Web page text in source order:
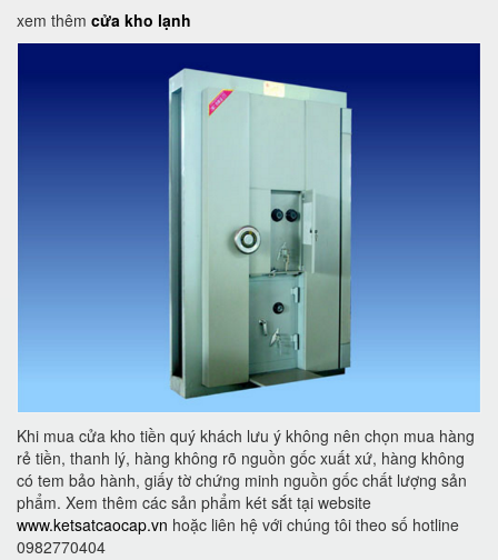
xem thêm cửa kho lạnh
Khi mua cửa kho tiền quý khách lưu ý không nên chọn mua hàng
rẻ tiền, thanh lý, hàng không rõ nguồn gốc xuất xứ, hàng không
có tem bảo hành, giấy tờ chứng minh nguồn gốc chất lượng sản
phẩm. Xem thêm các sản phẩm két sắt tại website
www.ketsatcaocap.vn hoặc liên hệ với chúng tôi theo số hotline
0982770404